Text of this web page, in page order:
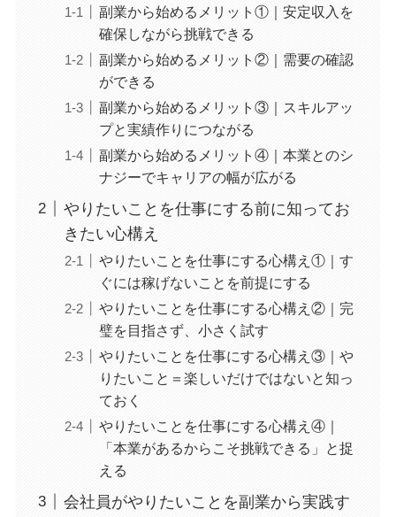
副業から始めるメリット①｜安定収入を
確保しながら挑戦できる
副業から始めるメリット②｜需要の確認
ができる
副業から始めるメリット③｜スキルアッ
プと実績作りにつながる
副業から始めるメリット④｜本業とのシ
ナジーでキャリアの幅が広がる
やりたいことを仕事にする前に知ってお
きたい心構え
やりたいことを仕事にする心構え①｜す
ぐには稼げないことを前提にする
やりたいことを仕事にする心構え②｜完
璧を目指さず、小さく試す
やりたいことを仕事にする心構え③｜や
りたいこと＝楽しいだけではないと知っ
ておく
やりたいことを仕事にする心構え④｜
「本業があるからこそ挑戦できる」と捉
える
会社員がやりたいことを副業から実践す